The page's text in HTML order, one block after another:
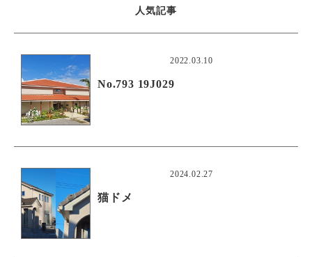
人気記事
2022.03.10
No.793 19J029
2024.02.27
猫ドメ